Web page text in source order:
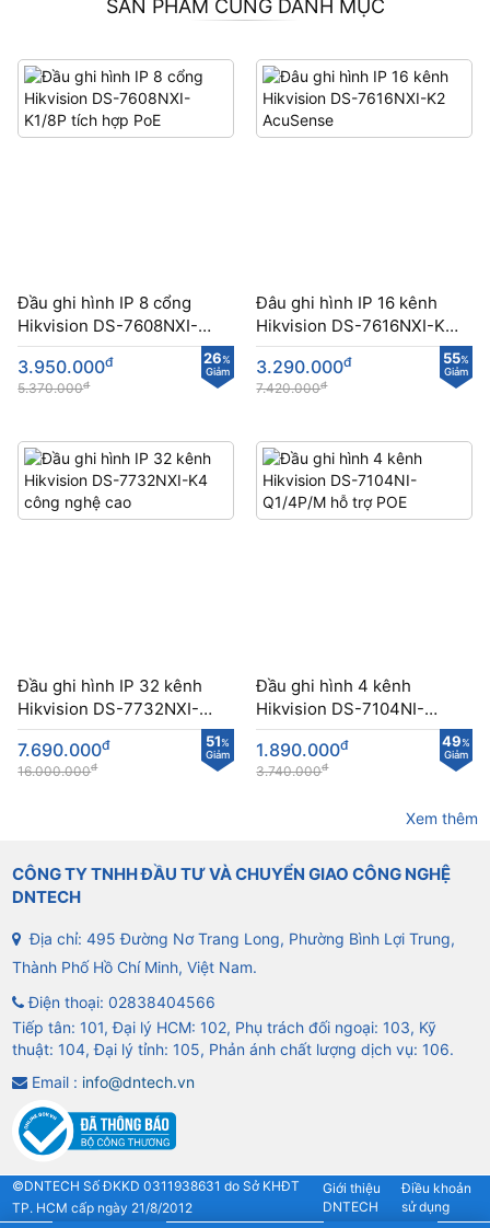
SẢN PHẨM CÙNG DANH MỤC
Đầu ghi hình IP 8 cổng
Hikvision DS-7608NXI-
K1/8P tích hợp PoE
26%
Giảm
3.950.000đ
5.370.000đ
Đâu ghi hình IP 16 kênh
Hikvision DS-7616NXI-K2
AcuSense
55%
Giảm
3.290.000đ
7.420.000đ
Đầu ghi hình IP 32 kênh
Hikvision DS-7732NXI-K4
công nghệ cao
51%
Giảm
7.690.000đ
16.000.000đ
Đầu ghi hình 4 kênh
Hikvision DS-7104NI-
Q1/4P/M hỗ trợ POE
49%
Giảm
1.890.000đ
3.740.000đ
Xem thêm
CÔNG TY TNHH ĐẦU TƯ VÀ CHUYỂN GIAO CÔNG NGHỆ
DNTECH
Địa chỉ: 495 Đường Nơ Trang Long, Phường Bình Lợi Trung,
Thành Phố Hồ Chí Minh, Việt Nam.
Điện thoại: 02838404566
Tiếp tân: 101, Đại lý HCM: 102, Phụ trách đối ngoại: 103, Kỹ
thuật: 104, Đại lý tỉnh: 105, Phản ánh chất lượng dịch vụ: 106.
Email : info@dntech.vn
©DNTECH Số ĐKKD 0311938631 do Sở KHĐT
TP. HCM cấp ngày 21/8/2012
Giới thiệu
DNTECH
Điều khoản
sử dụng